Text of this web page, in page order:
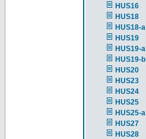
HUS16
HUS18
HUS18-a
HUS19
HUS19-a
HUS19-b
HUS20
HUS23
HUS24
HUS25
HUS25-a
HUS27
HUS28